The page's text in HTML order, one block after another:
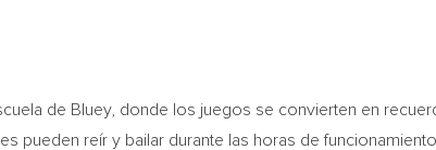
de Bluey, donde los juegos se convierten en
pueden reír y bailar durante las horas de